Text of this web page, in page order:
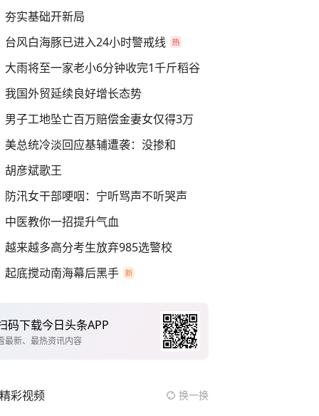
夯实基础开新局
台风白海豚已进入24小时警戒线
大雨将至一家老小6分钟收完1千斤稻谷
我国外贸延续良好增长态势
男子工地坠亡百万赔偿金妻女仅得3万
美总统冷淡回应基辅遭袭：没掺和
胡彦斌歌王
防汛女干部哽咽：宁听骂声不听哭声
中医教你一招提升气血
越来越多高分考生放弃985选警校
起底搅动南海幕后黑手
码下载今日头条APP
最新、最热资讯内容
精彩视频 换一换